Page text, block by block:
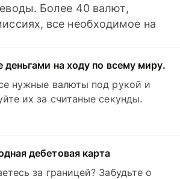
Более 40 валют,
все необходимое на
деньгами на ходу по всему миру.
нужные валюты под рукой и
их за считаные секунды.
дебетовая карта
за границей? Забудьте о